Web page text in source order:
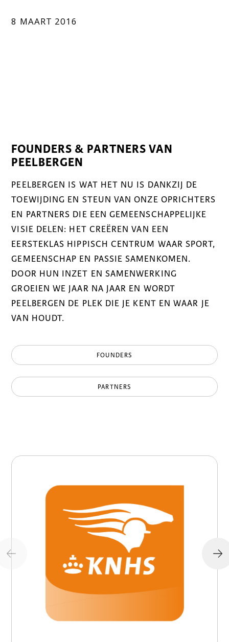
8 MAART 2016
FOUNDERS & PARTNERS VAN
PEELBERGEN
PEELBERGEN IS WAT HET NU IS DANKZIJ DE
TOEWIJDING EN STEUN VAN ONZE OPRICHTERS
EN PARTNERS DIE EEN GEMEENSCHAPPELIJKE
VISIE DELEN: HET CREËREN VAN EEN
EERSTEKLAS HIPPISCH CENTRUM WAAR SPORT,
GEMEENSCHAP EN PASSIE SAMENKOMEN.
DOOR HUN INZET EN SAMENWERKING
GROEIEN WE JAAR NA JAAR EN WORDT
PEELBERGEN DE PLEK DIE JE KENT EN WAAR JE
VAN HOUDT.
FOUNDERS
PARTNERS